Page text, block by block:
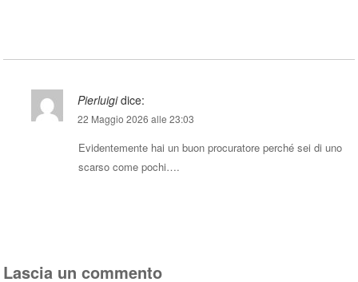
Pierluigi dice:
22 Maggio 2026 alle 23:03
Evidentemente hai un buon procuratore perché sei di uno
scarso come pochi….
Lascia un commento